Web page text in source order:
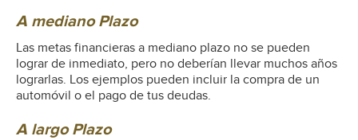
A mediano Plazo
Las metas financieras a mediano plazo no se pueden
lograr de inmediato, pero no deberían llevar muchos años
lograrlas. Los ejemplos pueden incluir la compra de un
automóvil o el pago de tus deudas.
A largo Plazo